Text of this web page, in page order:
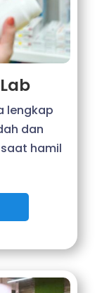
lengkap
dan
hamil